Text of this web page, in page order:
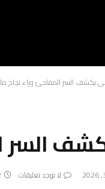
يكشف السر المفاجئ وراء نجاح
السر
لا توجد تعليقات 2